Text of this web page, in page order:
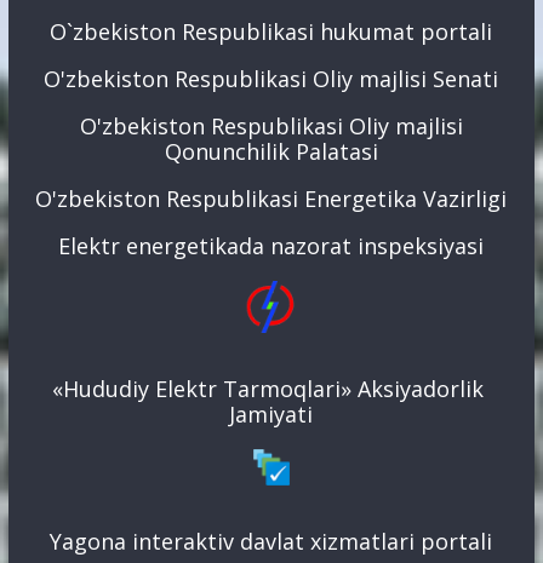
O`zbekiston Respublikasi hukumat portali
O'zbekiston Respublikasi Oliy majlisi Senati
O'zbekiston Respublikasi Oliy majlisi
Qonunchilik Palatasi
O'zbekiston Respublikasi Energetika Vazirligi
Elektr energetikada nazorat inspeksiyasi
«Hududiy Elektr Tarmoqlari» Aksiyadorlik
Jamiyati
Yagona interaktiv davlat xizmatlari portali